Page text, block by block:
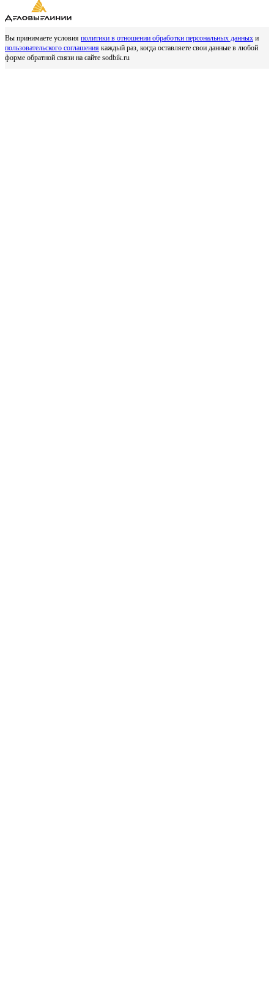
Вы принимаете условия политики в отношении обработки персональных данных и
пользовательского соглашения каждый раз, когда оставляете свои данные в любой
форме обратной связи на сайте sodbik.ru